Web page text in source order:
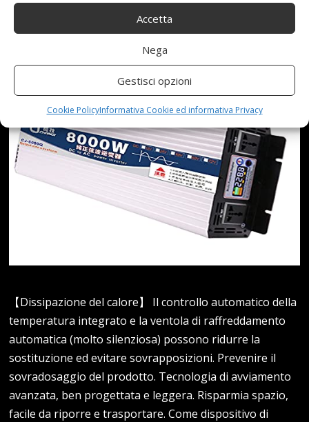
Accetta
Nega
Gestisci opzioni
Cookie PolicyInformativa Cookie ed informativa Privacy
【Dissipazione del calore】 Il controllo automatico della
temperatura integrato e la ventola di raffreddamento
automatica (molto silenziosa) possono ridurre la
sostituzione ed evitare sovrapposizioni. Prevenire il
sovradosaggio del prodotto. Tecnologia di avviamento
avanzata, ben progettata e leggera. Risparmia spazio,
facile da riporre e trasportare. Come dispositivo di